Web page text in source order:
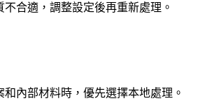
合適，調整設定後再重新處理。
內部材料時，優先選擇本地處理。